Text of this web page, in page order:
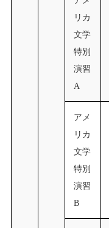
リカ
文学
特別
演習
A
アメ
リカ
文学
特別
演習
B